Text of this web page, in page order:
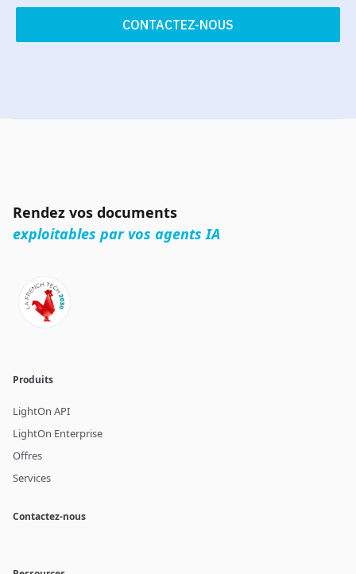
CONTACTEZ-NOUS
Rendez vos documents
exploitables par vos agents IA
Produits
LightOn API
LightOn Enterprise
Offres
Services
Contactez-nous